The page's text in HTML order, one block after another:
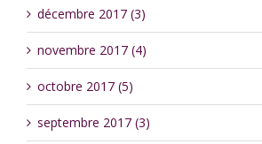
décembre 2017 (3)
novembre 2017 (4)
octobre 2017 (5)
septembre 2017 (3)